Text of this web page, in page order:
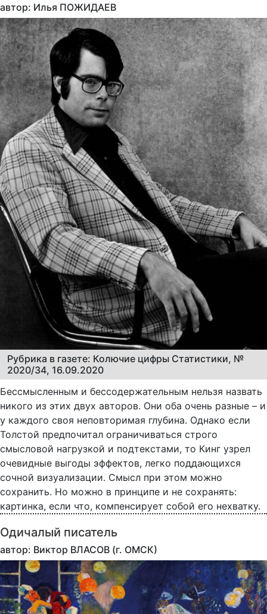
автор: Илья ПОЖИДАЕВ
Рубрика в газете: Колючие цифры Статистики, №
2020/34, 16.09.2020
Бессмысленным и бессодержательным нельзя назвать
никого из этих двух авторов. Они оба очень разные – и
у каждого своя неповторимая глубина. Однако если
Толстой предпочитал ограничиваться строго
смысловой нагрузкой и подтекстами, то Кинг узрел
очевидные выгоды эффектов, легко поддающихся
сочной визуализации. Смысл при этом можно
сохранить. Но можно в принципе и не сохранять:
картинка, если что, компенсирует собой его нехватку.
Одичалый писатель
автор: Виктор ВЛАСОВ (г. ОМСК)